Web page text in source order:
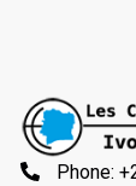
Phone: